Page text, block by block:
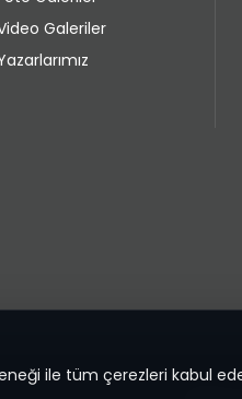
ile tüm çerezleri kabul
Galeriler